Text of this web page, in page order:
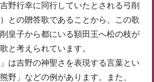
野行幸に同行していたとされる弓削
との贈答歌であることから、この歌
皇子から都にいる額田王へ松の枝が
と考えられています。
は吉野の神聖さを表現する言葉とい
野」などの例があります。また、